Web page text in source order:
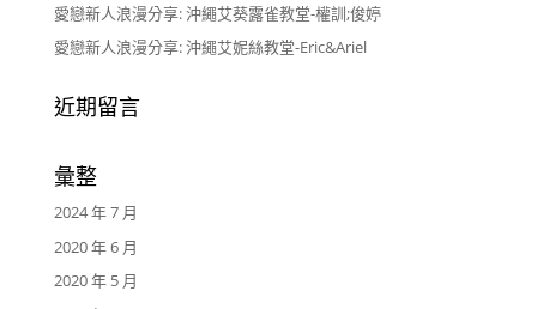
愛戀新人浪漫分享: 沖繩艾葵露雀教堂-權訓;俊婷
愛戀新人浪漫分享: 沖繩艾妮絲教堂-Eric&Ariel
近期留言
彙整
2024 年 7 月
2020 年 6 月
2020 年 5 月